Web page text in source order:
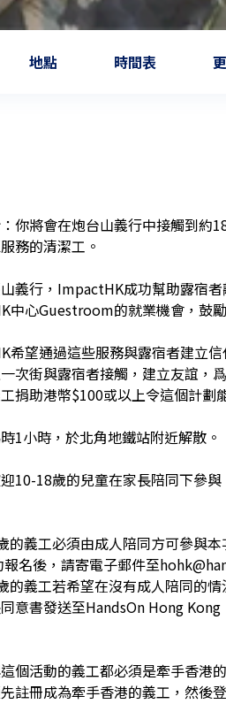
地點 時間表
你將會在炮台山義行中接觸到約
務的清潔工。
義行，ImpactHK成功幫助露宿
中心Guestroom的就業機會，鼓
希望通過這些服務與露宿者建立
次街與露宿者接觸，建立友誼，
捐助港幣$100或以上令這個計劃
1小時，於北角地鐵站附近解散。
10-18歲的兒童在家長陪同下參與
的義工必須由成人陪同方可參與
報名後，請寄電子郵件至
的義工若希望在沒有成人陪同的
意書發送至HandsOn Hong
個活動的義工都必須是牽手香港
註冊成為牽手香港的義工，然後